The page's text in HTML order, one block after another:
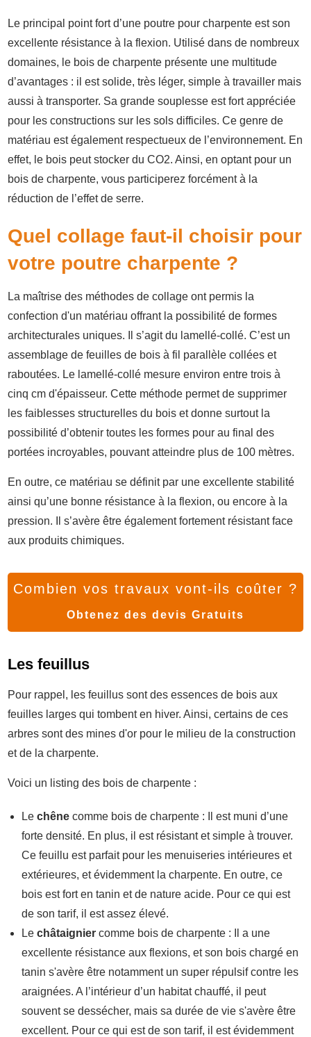
Le principal point fort d’une poutre pour charpente est son
excellente résistance à la flexion. Utilisé dans de nombreux
domaines, le bois de charpente présente une multitude
d’avantages : il est solide, très léger, simple à travailler mais
aussi à transporter. Sa grande souplesse est fort appréciée
pour les constructions sur les sols difficiles. Ce genre de
matériau est également respectueux de l’environnement. En
effet, le bois peut stocker du CO2. Ainsi, en optant pour un
bois de charpente, vous participerez forcément à la
réduction de l’effet de serre.
Quel collage faut-il choisir pour
votre poutre charpente ?
La maîtrise des méthodes de collage ont permis la
confection d'un matériau offrant la possibilité de formes
architecturales uniques. Il s’agit du lamellé-collé. C’est un
assemblage de feuilles de bois à fil parallèle collées et
raboutées. Le lamellé-collé mesure environ entre trois à
cinq cm d'épaisseur. Cette méthode permet de supprimer
les faiblesses structurelles du bois et donne surtout la
possibilité d’obtenir toutes les formes pour au final des
portées incroyables, pouvant atteindre plus de 100 mètres.
En outre, ce matériau se définit par une excellente stabilité
ainsi qu’une bonne résistance à la flexion, ou encore à la
pression. Il s’avère être également fortement résistant face
aux produits chimiques.
Combien vos travaux vont-ils coûter ?
Obtenez des devis Gratuits
Les feuillus
Pour rappel, les feuillus sont des essences de bois aux
feuilles larges qui tombent en hiver. Ainsi, certains de ces
arbres sont des mines d'or pour le milieu de la construction
et de la charpente.
Voici un listing des bois de charpente :
Le chêne comme bois de charpente : Il est muni d’une
forte densité. En plus, il est résistant et simple à trouver.
Ce feuillu est parfait pour les menuiseries intérieures et
extérieures, et évidemment la charpente. En outre, ce
bois est fort en tanin et de nature acide. Pour ce qui est
de son tarif, il est assez élevé.
Le châtaignier comme bois de charpente : Il a une
excellente résistance aux flexions, et son bois chargé en
tanin s'avère être notamment un super répulsif contre les
araignées. A l’intérieur d’un habitat chauffé, il peut
souvent se dessécher, mais sa durée de vie s'avère être
excellent. Pour ce qui est de son tarif, il est évidemment